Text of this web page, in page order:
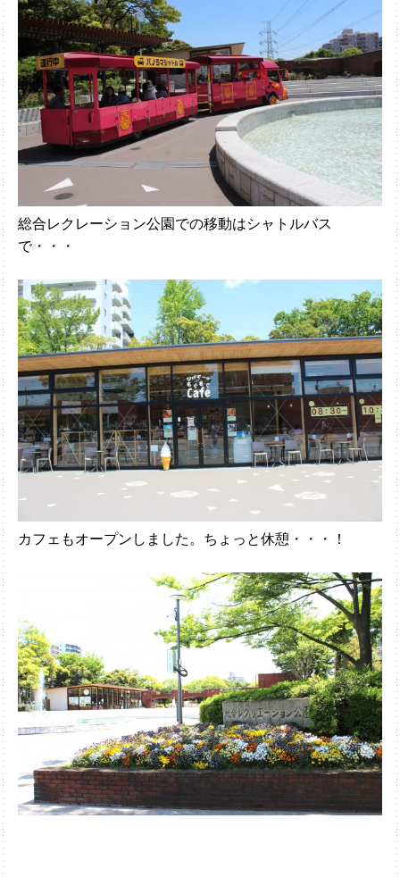
総合レクレーション公園での移動はシャトルバス
で・・・
カフェもオープンしました。ちょっと休憩・・・！